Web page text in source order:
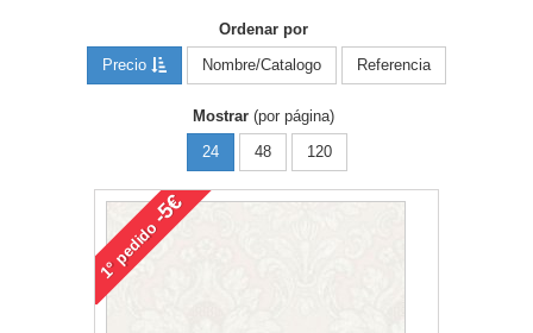
Ordenar por
Precio
Nombre/Catalogo Referencia
Mostrar (por página)
24
48 120
1°
pedido
-5€